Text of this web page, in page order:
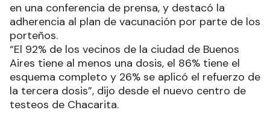
en una conferencia de prensa, y destacó la
adherencia al plan de vacunación por parte de los
porteños.
“El 92% de los vecinos de la ciudad de Buenos
Aires tiene al menos una dosis, el 86% tiene el
esquema completo y 26% se aplicó el refuerzo de
la tercera dosis”, dijo desde el nuevo centro de
testeos de Chacarita.